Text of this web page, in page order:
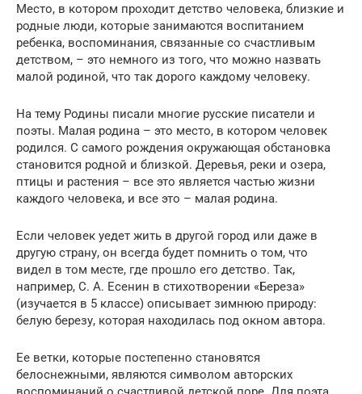
Место, в котором проходит детство человека, близкие и
родные люди, которые занимаются воспитанием
ребенка, воспоминания, связанные со счастливым
детством, – это немного из того, что можно назвать
малой родиной, что так дорого каждому человеку.
На тему Родины писали многие русские писатели и
поэты. Малая родина – это место, в котором человек
родился. С самого рождения окружающая обстановка
становится родной и близкой. Деревья, реки и озера,
птицы и растения – все это является частью жизни
каждого человека, и все это – малая родина.
Если человек уедет жить в другой город или даже в
другую страну, он всегда будет помнить о том, что
видел в том месте, где прошло его детство. Так,
например, С. А. Есенин в стихотворении «Береза»
(изучается в 5 классе) описывает зимнюю природу:
белую березу, которая находилась под окном автора.
Ее ветки, которые постепенно становятся
белоснежными, являются символом авторских